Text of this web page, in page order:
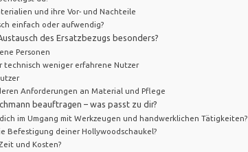
und ihre Vor- und Nachteile
einfach oder aufwendig?
des Ersatzbezugs besonders?
Personen
technisch weniger erfahrene Nutzer
Anforderungen an Material und Pflege
beauftragen – was passt zu dir?
im Umgang mit Werkzeugen und handwerklichen Tätigkeiten?
Befestigung deiner Hollywoodschaukel?
und Kosten?